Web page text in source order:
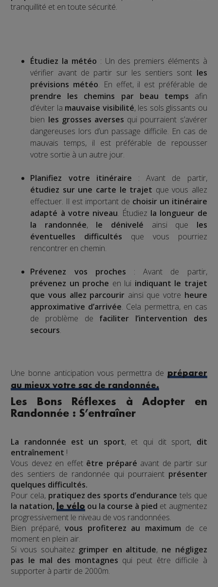
tranquillité et en toute sécurité.
Étudiez la météo : Un des premiers éléments à
vérifier avant de partir sur les sentiers sont les
prévisions météo. En effet, il est préférable de
prendre les chemins par beau temps afin
d’éviter la mauvaise visibilité, les sols glissants ou
bien les grosses averses qui pourraient s’avérer
dangereuses lors d’un passage difficile. En cas de
mauvais temps, il est préférable de repousser
votre sortie à un autre jour.
Planifiez votre itinéraire : Avant de partir,
étudiez sur une carte le trajet que vous allez
effectuer. Il est important de choisir un itinéraire
adapté à votre niveau. Étudiez la longueur de
la randonnée,le dénivelé ainsi que les
éventuelles difficultés que vous pourriez
rencontrer en chemin.
Prévenez vos proches : Avant de partir,
prévenez un proche en lui indiquant le trajet
que vous allez parcourir ainsi que votre heure
approximative d’arrivée. Cela permettra, en cas
de problème de faciliter l’intervention des
secours.
Une bonne anticipation vous permettra de préparer
au mieux votre sac de randonnée.
Les Bons Réflexes à Adopter en
Randonnée : S’entraîner
La randonnée est un sport, et qui dit sport, dit
entraînement !
Vous devez en effet être préparé avant de partir sur
des sentiers de randonnée qui pourraient présenter
quelques difficultés.
Pour cela, pratiquez des sports d’endurance tels que
la natation,
le véloou la course à pied et augmentez
progressivement le niveau de vos randonnées.
Bien préparé,vous profiterez au maximum de ce
moment en plein air.
Si vous souhaitez grimper en altitude, ne négligez
pas le mal des montagnes qui peut être difficile à
supporter à partir de 2000m.